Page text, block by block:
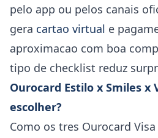
pelo app ou pelos canais
gera cartao virtual e
aproximacao com boa
tipo de checklist reduz
Ourocard Estilo x Smiles
escolher?
Como os tres Ourocard